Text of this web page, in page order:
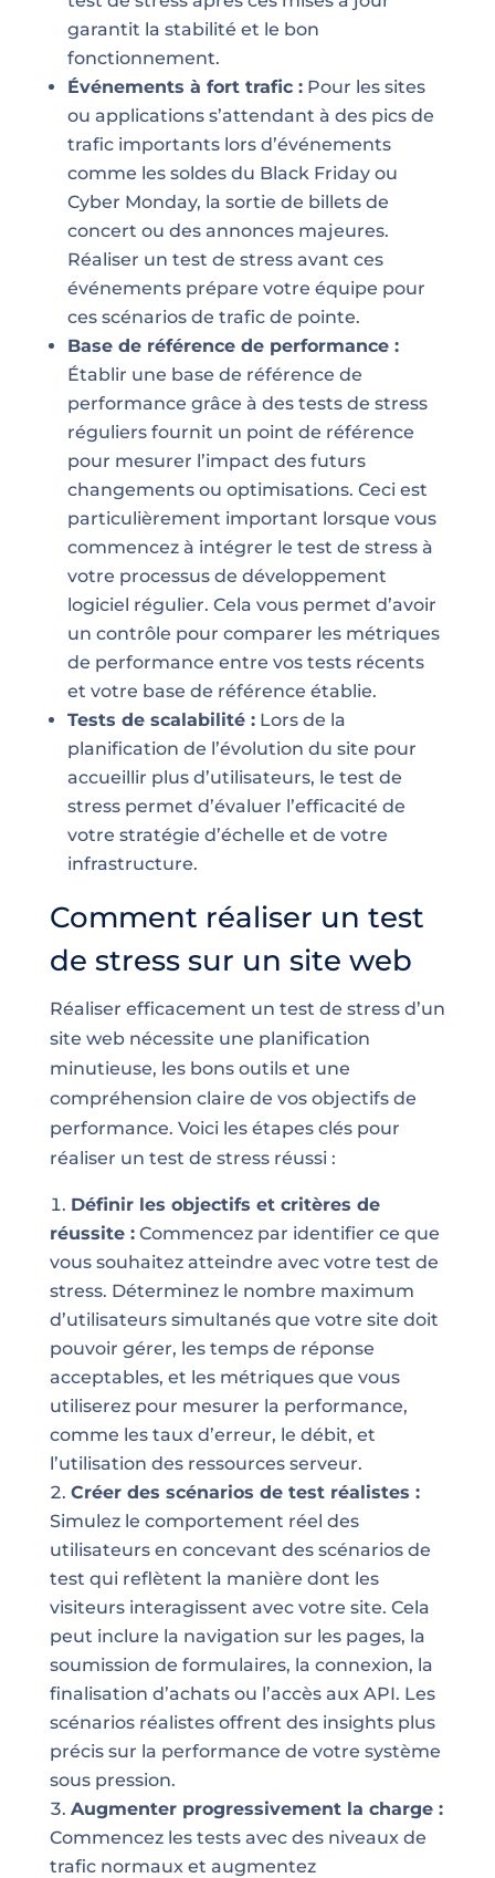
garantit la stabilité et le bon
fonctionnement.
Événements à fort trafic :Pour les sites
ou applications s’attendant à des pics de
trafic importants lors d’événements
comme les soldes du Black Friday ou
Cyber Monday, la sortie de billets de
concert ou des annonces majeures.
Réaliser un test de stress avant ces
événements prépare votre équipe pour
ces scénarios de trafic de pointe.
Base de référence de performance :
Établir une base de référence de
performance grâce à des tests de stress
réguliers fournit un point de référence
pour mesurer l’impact des futurs
changements ou optimisations. Ceci est
particulièrement important lorsque vous
commencez à intégrer le test de stress à
votre processus de développement
logiciel régulier. Cela vous permet d’avoir
un contrôle pour comparer les métriques
de performance entre vos tests récents
et votre base de référence établie.
Tests de scalabilité :Lors de la
planification de l’évolution du site pour
accueillir plus d’utilisateurs, le test de
stress permet d’évaluer l’efficacité de
votre stratégie d’échelle et de votre
infrastructure.
Comment réaliser un test
de stress sur un site web
Réaliser efficacement un test de stress d’un
site web nécessite une planification
minutieuse, les bons outils et une
compréhension claire de vos objectifs de
performance. Voici les étapes clés pour
réaliser un test de stress réussi :
Définir les objectifs et critères de
réussite :Commencez par identifier ce que
vous souhaitez atteindre avec votre test de
stress. Déterminez le nombre maximum
d’utilisateurs simultanés que votre site doit
pouvoir gérer, les temps de réponse
acceptables, et les métriques que vous
utiliserez pour mesurer la performance,
comme les taux d’erreur, le débit, et
l’utilisation des ressources serveur.
Créer des scénarios de test réalistes :
Simulez le comportement réel des
utilisateurs en concevant des scénarios de
test qui reflètent la manière dont les
visiteurs interagissent avec votre site. Cela
peut inclure la navigation sur les pages, la
soumission de formulaires, la connexion, la
finalisation d’achats ou l’accès aux API. Les
scénarios réalistes offrent des insights plus
précis sur la performance de votre système
sous pression.
Augmenter progressivement la charge :
Commencez les tests avec des niveaux de
trafic normaux et augmentez